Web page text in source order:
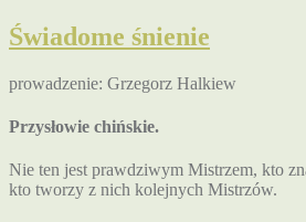
Świadome śnienie
prowadzenie: Grzegorz Halkiew
Przysłowie chińskie.
Nie ten jest prawdziwym Mistrzem, kto
kto tworzy z nich kolejnych Mistrzów.